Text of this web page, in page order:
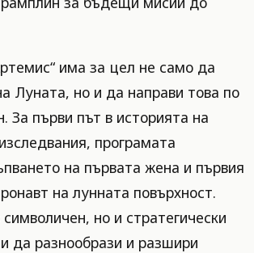
има за цел не само да
Луната, но и да направи това по
За първи път в историята на
програмата
на първата жена и първия
на лунната повърхност.
но и стратегически
да разнообрази и разшири